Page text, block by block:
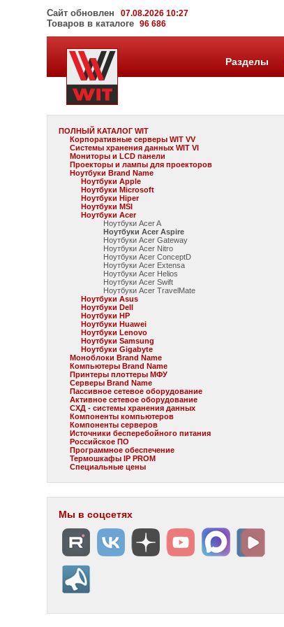
Сайт обновлен 07.08.2026 10:27
Товаров в каталоге96 686
Разделы
ПОЛНЫЙ КАТАЛОГ WIT
Корпоративные серверы WIT VV
Системы хранения данных WIT VI
Мониторы и LCD панели
Проекторы и лампы для проекторов
Ноутбуки Brand Name
Ноутбуки Apple
Ноутбуки Microsoft
Ноутбуки Hiper
Ноутбуки MSI
Ноутбуки Acer
Ноутбуки Acer A
Ноутбуки Acer Aspire
Ноутбуки Acer Gateway
Ноутбуки Acer Nitro
Ноутбуки Acer ConceptD
Ноутбуки Acer Extensa
Ноутбуки Acer Helios
Ноутбуки Acer Swift
Ноутбуки Acer TravelMate
Ноутбуки Asus
Ноутбуки Dell
Ноутбуки HP
Ноутбуки Huawei
Ноутбуки Lenovo
Ноутбуки Samsung
Ноутбуки Gigabyte
Моноблоки Brand Name
Компьютеры Brand Name
Принтеры плоттеры МФУ
Серверы Brand Name
Пассивное сетевое оборудование
Активное сетевое оборудование
СХД - системы хранения данных
Компоненты компьютеров
Компоненты серверов
Источники бесперебойного питания
Российское ПО
Программное обеспечение
Термошкафы IP PROM
Специальные цены
Мы в соцсетях